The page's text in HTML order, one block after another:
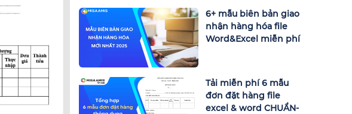
6+ mẫu biên bản giao
nhận hàng hóa file
Word&Excel miễn phí
Tải miễn phí 6 mẫu
đơn đặt hàng file
excel & word CHUẨN-